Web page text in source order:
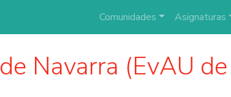
Comunidades Asignaturas
de Navarra (EvAU